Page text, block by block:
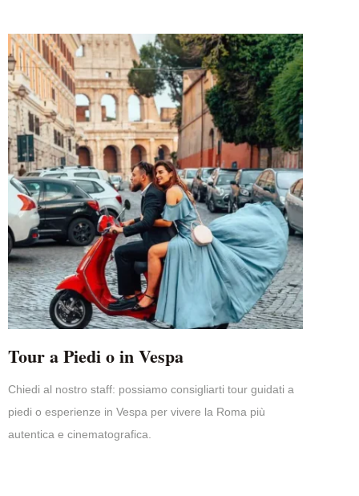
Tour a Piedi o in Vespa
Chiedi al nostro staff: possiamo consigliarti tour guidati a
piedi o esperienze in Vespa per vivere la Roma più
autentica e cinematografica.